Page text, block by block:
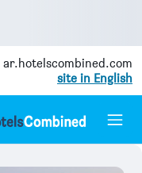
ar.hotelscombined.com
site in English